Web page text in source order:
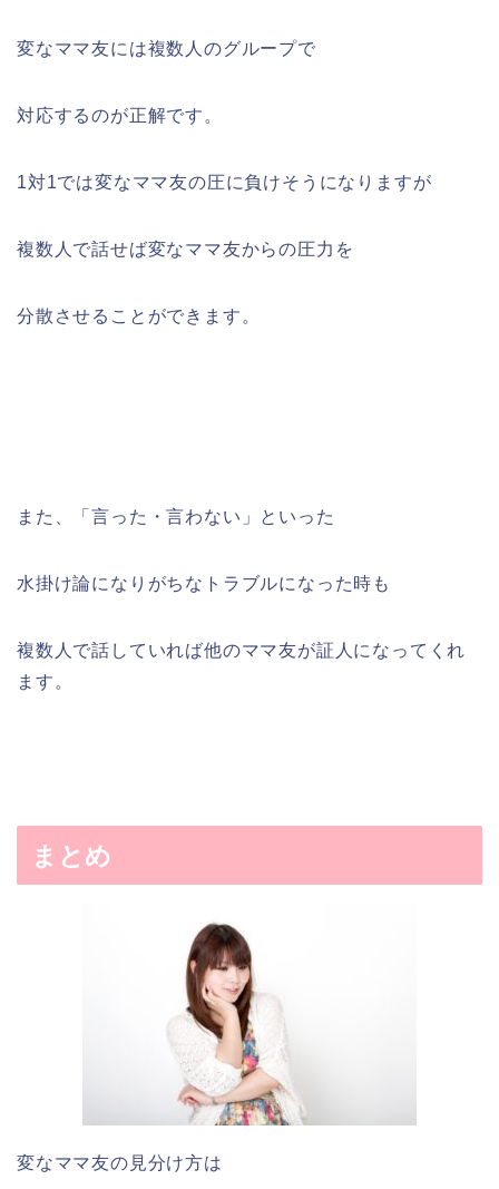
変なママ友には複数人のグループで
対応するのが正解です。
1対1では変なママ友の圧に負けそうになりますが
複数人で話せば変なママ友からの圧力を
分散させることができます。
また、「言った・言わない」といった
水掛け論になりがちなトラブルになった時も
複数人で話していれば他のママ友が証人になってくれ
ます。
まとめ
変なママ友の見分け方は